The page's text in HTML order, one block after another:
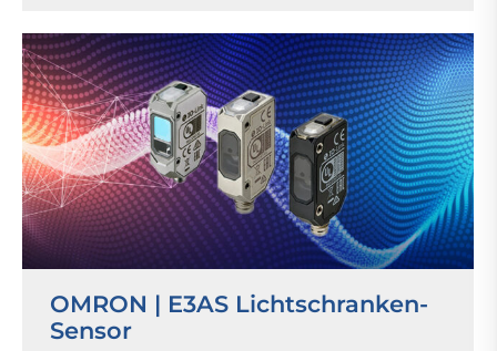
OMRON | E3AS Lichtschranken-
Sensor